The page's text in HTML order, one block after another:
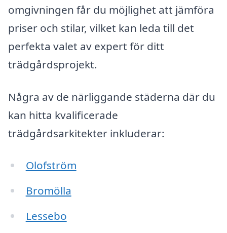
omgivningen får du möjlighet att jämföra
priser och stilar, vilket kan leda till det
perfekta valet av expert för ditt
trädgårdsprojekt.
Några av de närliggande städerna där du
kan hitta kvalificerade
trädgårdsarkitekter inkluderar:
Olofström
Bromölla
Lessebo